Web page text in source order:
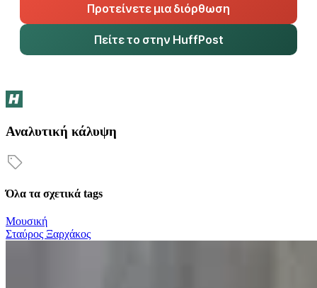
Προτείνετε μια διόρθωση
Πείτε το στην HuffPost
Αναλυτική κάλυψη
Όλα τα σχετικά tags
Μουσική
Σταύρος Ξαρχάκος